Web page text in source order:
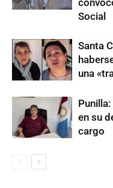
Social
Santa
una
en su
cargo